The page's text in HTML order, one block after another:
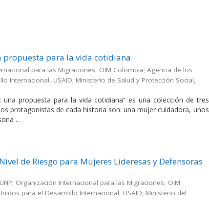
propuesta para la vida cotidiana
para las Migraciones, OIM Colombia;Agencia de los
Internacional, USAID; Ministerio de Salud y Protección Social,
una propuesta para la vida cotidiana” es una colección de tres
protagonistas de cada historia son: una mujer cuidadora, unos
...
de Riesgo para Mujeres Lideresas y Defensoras
; Organización Internacional para las Migraciones, OIM
para el Desarrollo Internacional, USAID; Ministerio del